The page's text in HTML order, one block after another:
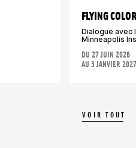
FLYING
Dialogue
Minneapolis
DU 27 JUIN 2026
AU 3 JANVIER
VOIR TOUT